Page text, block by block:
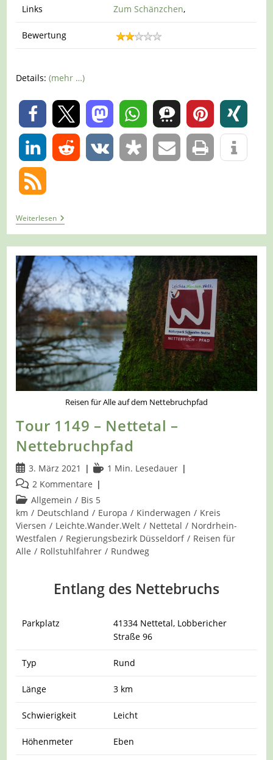
Links Zum Schänzchen,
Bewertung
Details:(mehr …)
0
0
WeiterlesenTour
1208
–
Nettetal-
Breyell
–
Premium-
Spazierwanderweg
–
Breyeller-
Seerunde
–
SW1
Reisen für Alle auf dem Nettebruchpfad
Tour 1149 – Nettetal –
Nettebruchpfad
Beitrag
veröffentlicht:
3. März 2021 Lesedauer:
1 Min. Lesedauer
Beitrags-
Kommentare:
2 Kommentare
Beitrags-
Kategorie:
Allgemein / Bis 5
km / Deutschland / Europa / Kinderwagen / Kreis
Viersen / Leichte.Wander.Welt / Nettetal / Nordrhein-
Westfalen / Regierungsbezirk Düsseldorf / Reisen für
Alle / Rollstuhlfahrer / Rundweg
Entlang des Nettebruchs
Parkplatz
41334 Nettetal, Lobbericher
Straße 96
Typ Rund
Länge 3 km
Schwierigkeit Leicht
Höhenmeter Eben